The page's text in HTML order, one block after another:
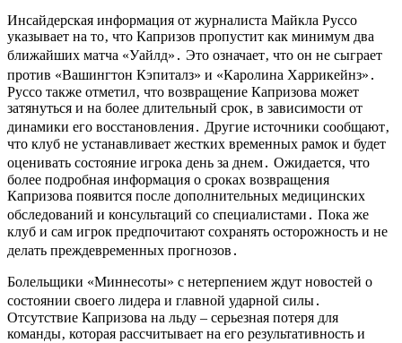
Инсайдерская информация от журналиста Майкла Руссо
указывает на то‚ что Капризов пропустит как минимум два
ближайших матча «Уайлд»․ Это означает‚ что он не сыграет
против «Вашингтон Кэпиталз» и «Каролина Харрикейнз»․
Руссо также отметил‚ что возвращение Капризова может
затянуться и на более длительный срок‚ в зависимости от
динамики его восстановления․ Другие источники сообщают‚
что клуб не устанавливает жестких временных рамок и будет
оценивать состояние игрока день за днем․ Ожидается‚ что
более подробная информация о сроках возвращения
Капризова появится после дополнительных медицинских
обследований и консультаций со специалистами․ Пока же
клуб и сам игрок предпочитают сохранять осторожность и не
делать преждевременных прогнозов․
Болельщики «Миннесоты» с нетерпением ждут новостей о
состоянии своего лидера и главной ударной силы․
Отсутствие Капризова на льду – серьезная потеря для
команды‚ которая рассчитывает на его результативность и